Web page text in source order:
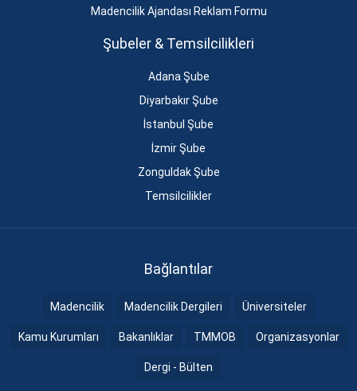
Madencilik Ajandası Reklam Formu
Şubeler & Temsilcilikleri
Adana Şube
Diyarbakır Şube
İstanbul Şube
İzmir Şube
Zonguldak Şube
Temsilcilikler
Bağlantılar
Madencilik Madencilik Dergileri Üniversiteler
Kamu Kurumları Bakanlıklar TMMOB Organizasyonlar
Dergi - Bülten